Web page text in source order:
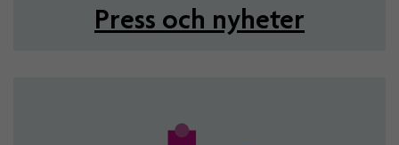
Press och nyheter